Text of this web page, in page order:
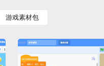
游戏素材包